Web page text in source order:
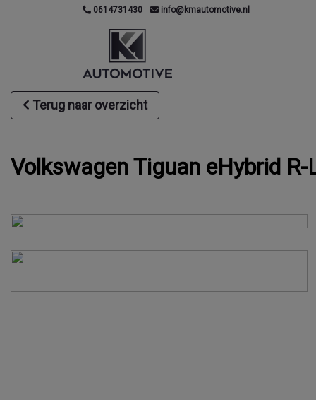
0614731430 info@kmautomotive.nl
Terug naar overzicht
Volkswagen Tiguan eHybrid